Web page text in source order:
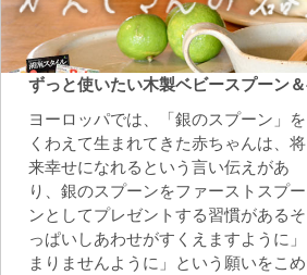
ずっと使いたい木製ベビースプーン
ヨーロッパでは、「銀のスプーン」を
くわえて生まれてきた赤ちゃんは、将
来幸せになれるという言い伝えがあ
り、銀のスプーンをファーストスプー
ンとしてプレゼントする習慣がある
っぱいしあわせがすくえますように
まりませんように」という願いをこ